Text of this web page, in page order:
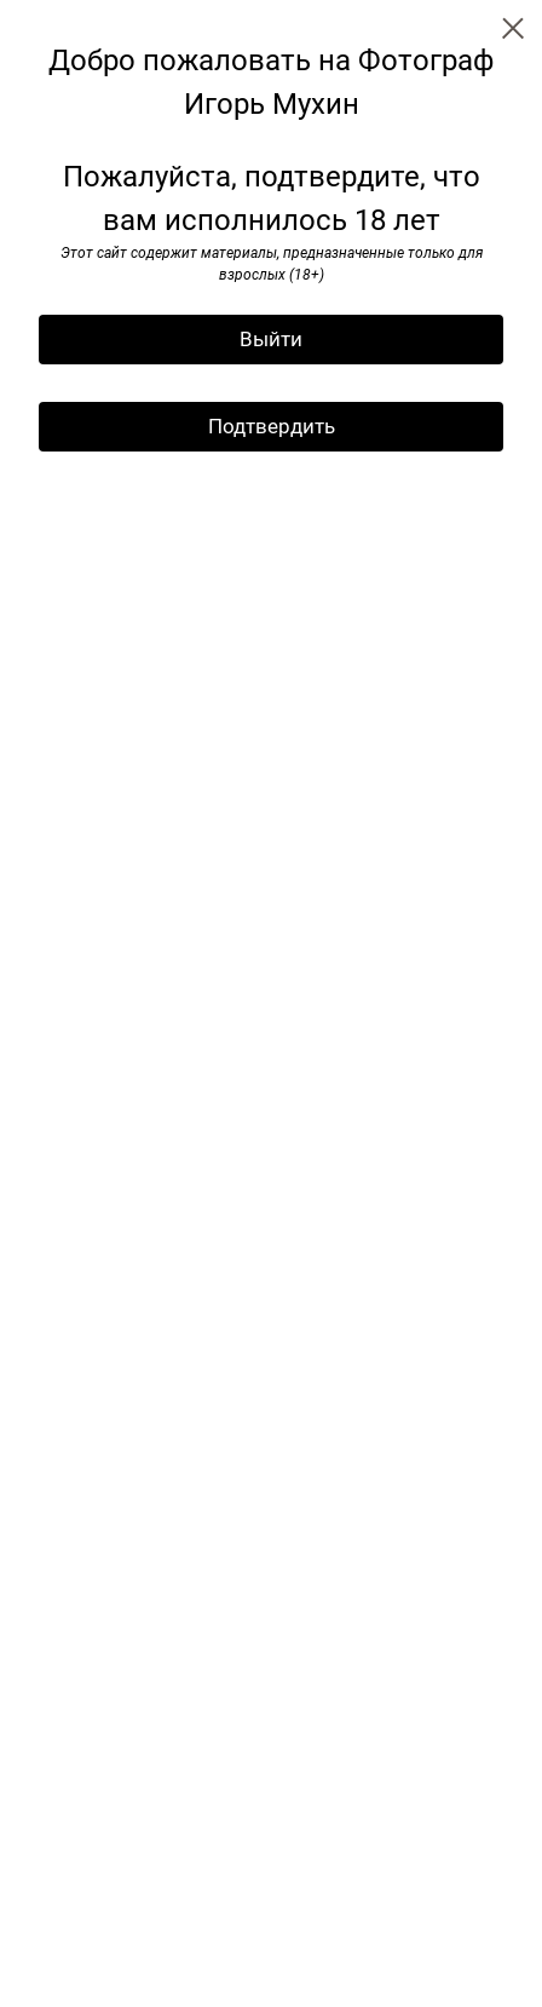
Добро пожаловать на Фотограф
Игорь Мухин
Пожалуйста, подтвердите, что
вам исполнилось 18 лет
Этот сайт содержит материалы, предназначенные только для
взрослых (18+)
Выйти
Подтвердить
Путешествие